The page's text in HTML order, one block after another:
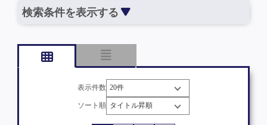
検索条件を表示する
表示件数
ソート順